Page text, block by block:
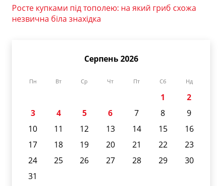
Росте купками під тополею: на який гриб схожа
незвична біла знахідка
Серпень 2026
Пн Вт Ср Чт Пт Сб Нд
1
2
3
4 5 6 7 8
9
10
11 12 13 14 15
16
17
18 19 20 21 22
23
24
25 26 27 28 29
30
31